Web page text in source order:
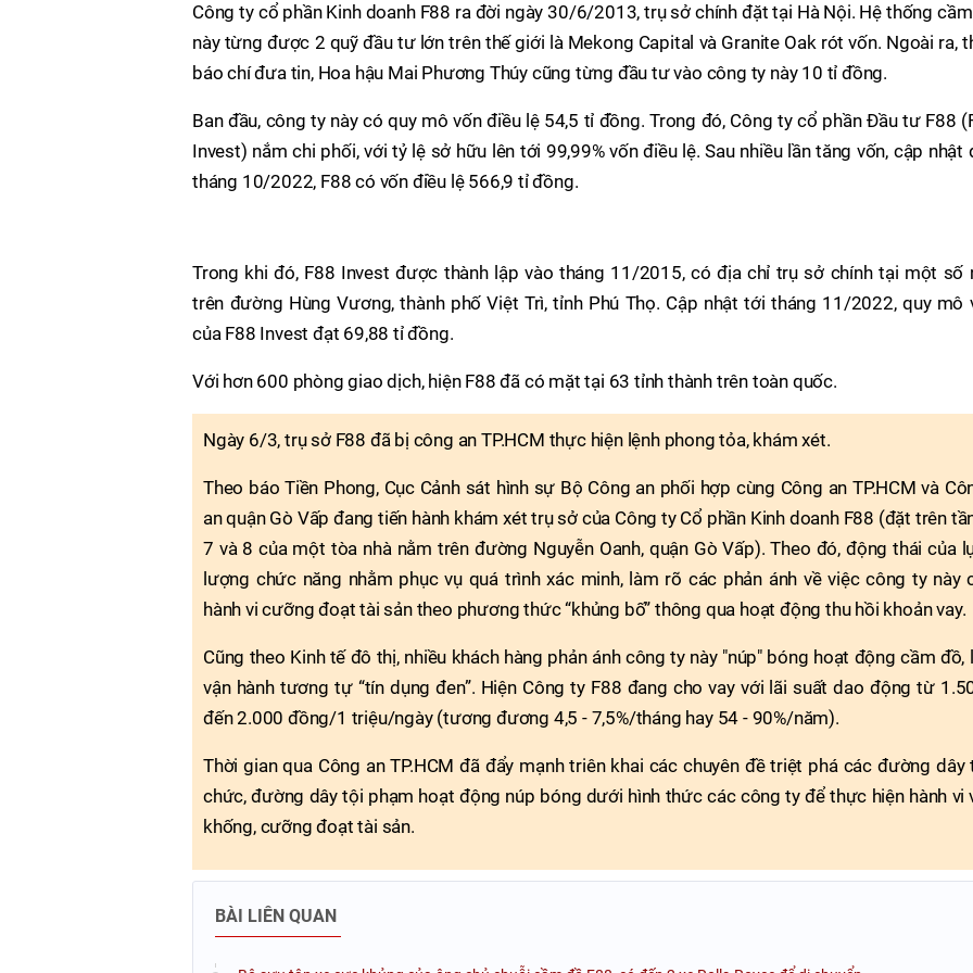
Công ty cổ phần Kinh doanh F88 ra đời ngày 30/6/2013, trụ sở chính đặt tại Hà Nội. Hệ thống
này từng được 2 quỹ đầu tư lớn trên thế giới là Mekong Capital và Granite Oak rót vốn. Ngoài ra,
báo chí đưa tin, Hoa hậu Mai Phương Thúy cũng từng đầu tư vào công ty này 10 tỉ đồng.
Ban đầu, công ty này có quy mô vốn điều lệ 54,5 tỉ đồng. Trong đó, Công ty cổ phần Đầu tư F88
Invest) nắm chi phối, với tỷ lệ sở hữu lên tới 99,99% vốn điều lệ. Sau nhiều lần tăng vốn, cập nhật
tháng 10/2022, F88 có vốn điều lệ 566,9 tỉ đồng.
Trong khi đó, F88 Invest được thành lập vào tháng 11/2015, có địa chỉ trụ sở chính tại một số
trên đường Hùng Vương, thành phố Việt Trì, tỉnh Phú Thọ. Cập nhật tới tháng 11/2022, quy mô
của F88 Invest đạt 69,88 tỉ đồng.
Với hơn 600 phòng giao dịch, hiện F88 đã có mặt tại 63 tỉnh thành trên toàn quốc.
Ngày 6/3, trụ sở F88 đã bị công an TP.HCM thực hiện lệnh phong tỏa, khám xét.
Theo báo Tiền Phong, Cục Cảnh sát hình sự Bộ Công an phối hợp cùng Công an TP.HCM và
an quận Gò Vấp đang tiến hành khám xét trụ sở của Công ty Cổ phần Kinh doanh F88 (đặt trên
7 và 8 của một tòa nhà nằm trên đường Nguyễn Oanh, quận Gò Vấp). Theo đó, động thái của
lượng chức năng nhằm phục vụ quá trình xác minh, làm rõ các phản ánh về việc công ty này
hành vi cưỡng đoạt tài sản theo phương thức “khủng bố” thông qua hoạt động thu hồi khoản vay.
Cũng theo Kinh tế đô thị, nhiều khách hàng phản ánh công ty này "núp" bóng hoạt động cầm đồ,
vận hành tương tự “tín dụng đen”. Hiện Công ty F88 đang cho vay với lãi suất dao động từ
đến 2.000 đồng/1 triệu/ngày (tương đương 4,5 - 7,5%/tháng hay 54 - 90%/năm).
Thời gian qua Công an TP.HCM đã đẩy mạnh triên khai các chuyên đề triệt phá các đường dây
chức, đường dây tội phạm hoạt động núp bóng dưới hình thức các công ty để thực hiện hành vi
khống, cưỡng đoạt tài sản.
BÀI LIÊN QUAN